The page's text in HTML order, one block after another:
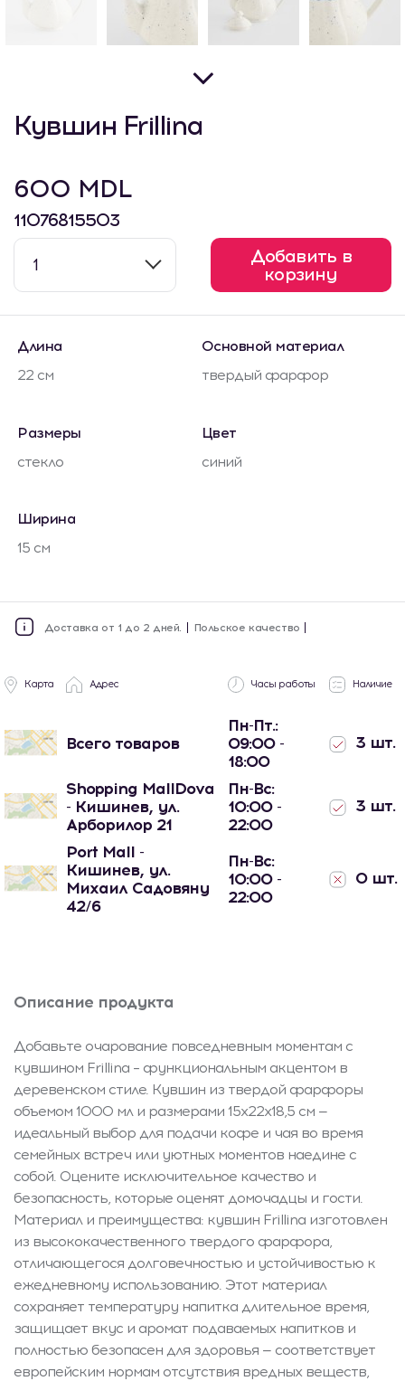
Кувшин Frillina
600 MDL
11076815503
1
Добавить в
корзину
Длина
22 см
Основной материал
твердый фарфор
Размеры
стекло
Цвет
синий
Ширина
15 см
Доставка от 1 до 2 дней. Польское качество
Карта Адрес Часы работы Наличие
Всего товаров
Пн-Пт.:
09:00 -
18:00
3 шт.
Shopping MallDova
- Кишинев, ул.
Арборилор 21
Пн-Вс:
10:00 -
22:00
3 шт.
Port Mall -
Кишинев, ул.
Михаил Садовяну
42/6
Пн-Вс:
10:00 -
22:00
0 шт.
Описание продукта
Добавьте очарование повседневным моментам с
кувшином Frillina – функциональным акцентом в
деревенском стиле. Кувшин из твердой фарфоры
объемом 1000 мл и размерами 15x22x18,5 см —
идеальный выбор для подачи кофе и чая во время
семейных встреч или уютных моментов наедине с
собой. Оцените исключительное качество и
безопасность, которые оценят домочадцы и гости.
Материал и преимущества: кувшин Frillina изготовлен
из высококачественного твердого фарфора,
отличающегося долговечностью и устойчивостью к
ежедневному использованию. Этот материал
сохраняет температуру напитка длительное время,
защищает вкус и аромат подаваемых напитков и
полностью безопасен для здоровья — соответствует
европейским нормам отсутствия вредных веществ,